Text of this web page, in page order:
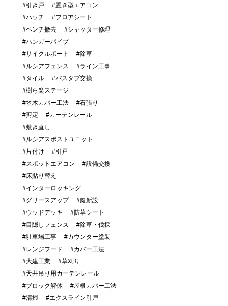
#引き戸
#置き型エアコン
#ハッチ
#フロアシート
#ベンチ撤去
#シャッター修理
#ハンガーパイプ
#サイクルポート
#除草
#ルシアフェンス
#ライン工事
#タイル
#バスタブ交換
#樹ら楽ステージ
#笠木カバー工法
#石張り
#剪定
#カーテンレール
#敷き直し
#ルシアスポストユニット
#片付け
#引戸
#スポットエアコン
#設備交換
#床貼り替え
#インターロッキング
#グリースアップ
#鍵新設
#ウッドデッキ
#防草シート
#目隠しフェンス
#除草・伐採
#駐車場工事
#カウンター塗装
#レンジフード
#カバー工法
#大建工業
#草刈り
#天井吊り用カーテンレール
#ブロック解体
#屋根カバー工法
#清掃
#エクスライン引戸